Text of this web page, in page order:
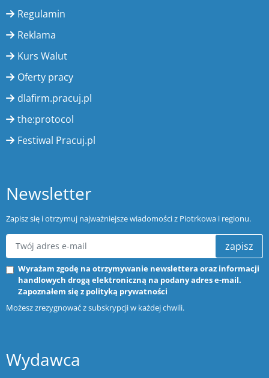
Regulamin
Reklama
Kurs Walut
Oferty pracy
dlafirm.pracuj.pl
the:protocol
Festiwal Pracuj.pl
Newsletter
Zapisz się i otrzymuj najważniejsze wiadomości z Piotrkowa i regionu.
zapisz
Wyrażam zgodę na otrzymywanie newslettera oraz informacji
handlowych drogą elektroniczną na podany adres e-mail.
Zapoznałem się z polityką prywatności
Możesz zrezygnować z subskrypcji w każdej chwili.
Wydawca